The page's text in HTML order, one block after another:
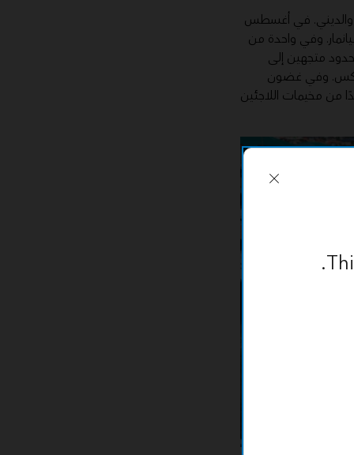
والديني. في أغسطس
وفي واحدة من
متجهين إلى
كوكس. وفي غضون
المجاورة لتبلغ 500,000. وقد أصبح واحدًا من مخيمات اللاجئين